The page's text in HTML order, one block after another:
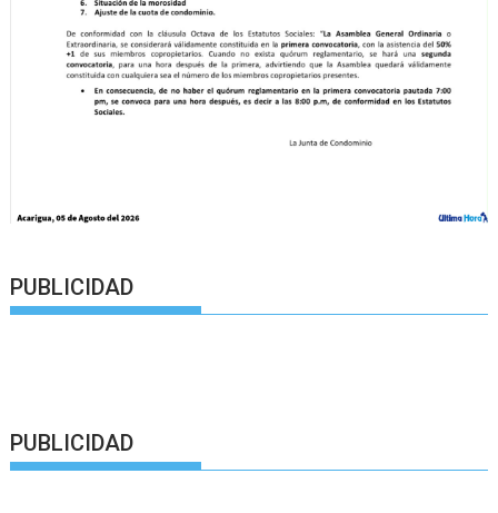
PUBLICIDAD
PUBLICIDAD